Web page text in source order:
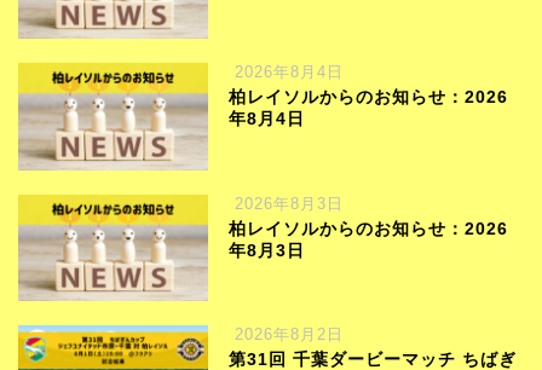
2026年8月4日
柏レイソルからのお知らせ：2026
年8月4日
2026年8月3日
柏レイソルからのお知らせ：2026
年8月3日
2026年8月2日
第31回 千葉ダービーマッチ ちばぎ